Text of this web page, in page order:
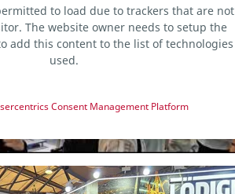
to load due to trackers that are not
The website owner needs to setup the
add this content to the list of technologies
used.
Consent Management Platform